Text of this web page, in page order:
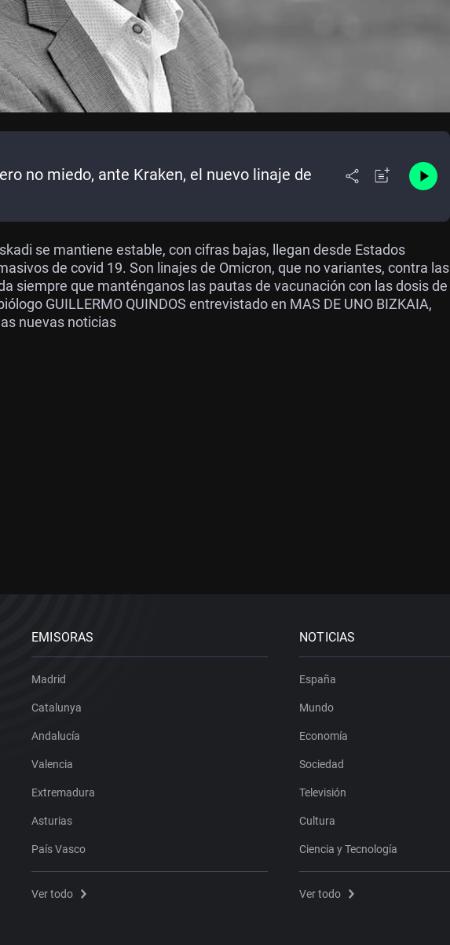
no miedo, ante Kraken, el nuevo linaje de
se mantiene estable, con cifras bajas, llegan desde Estados
de covid 19. Son linajes de Omicron, que no variantes, contra las
siempre que manténganos las pautas de vacunación con las dosis de
GUILLERMO QUINDOS entrevistado en MAS DE UNO BIZKAIA,
nuevas noticias
EMISORAS
Madrid
Catalunya
Andalucía
Valencia
Extremadura
Asturias
País Vasco
Ver todo
NOTICIAS
España
Mundo
Economía
Sociedad
Televisión
Cultura
Ciencia y Tecnología
Ver todo